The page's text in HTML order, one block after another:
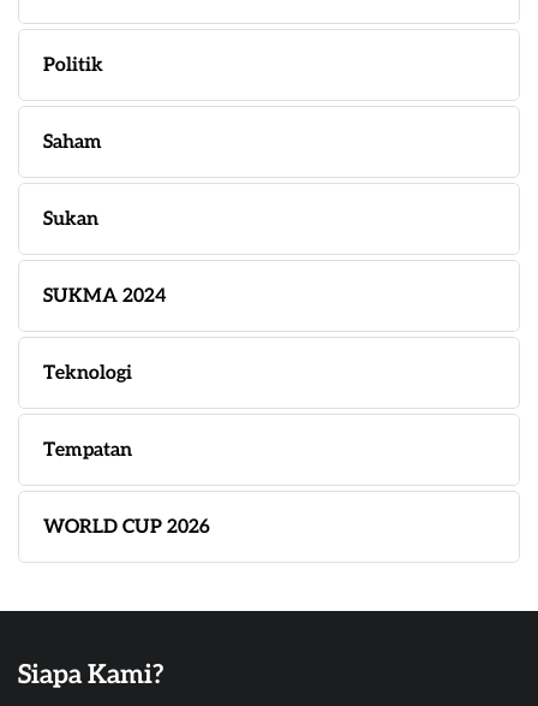
Politik
Saham
Sukan
SUKMA 2024
Teknologi
Tempatan
WORLD CUP 2026
Siapa Kami?